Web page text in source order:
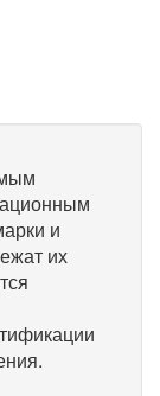
и
их